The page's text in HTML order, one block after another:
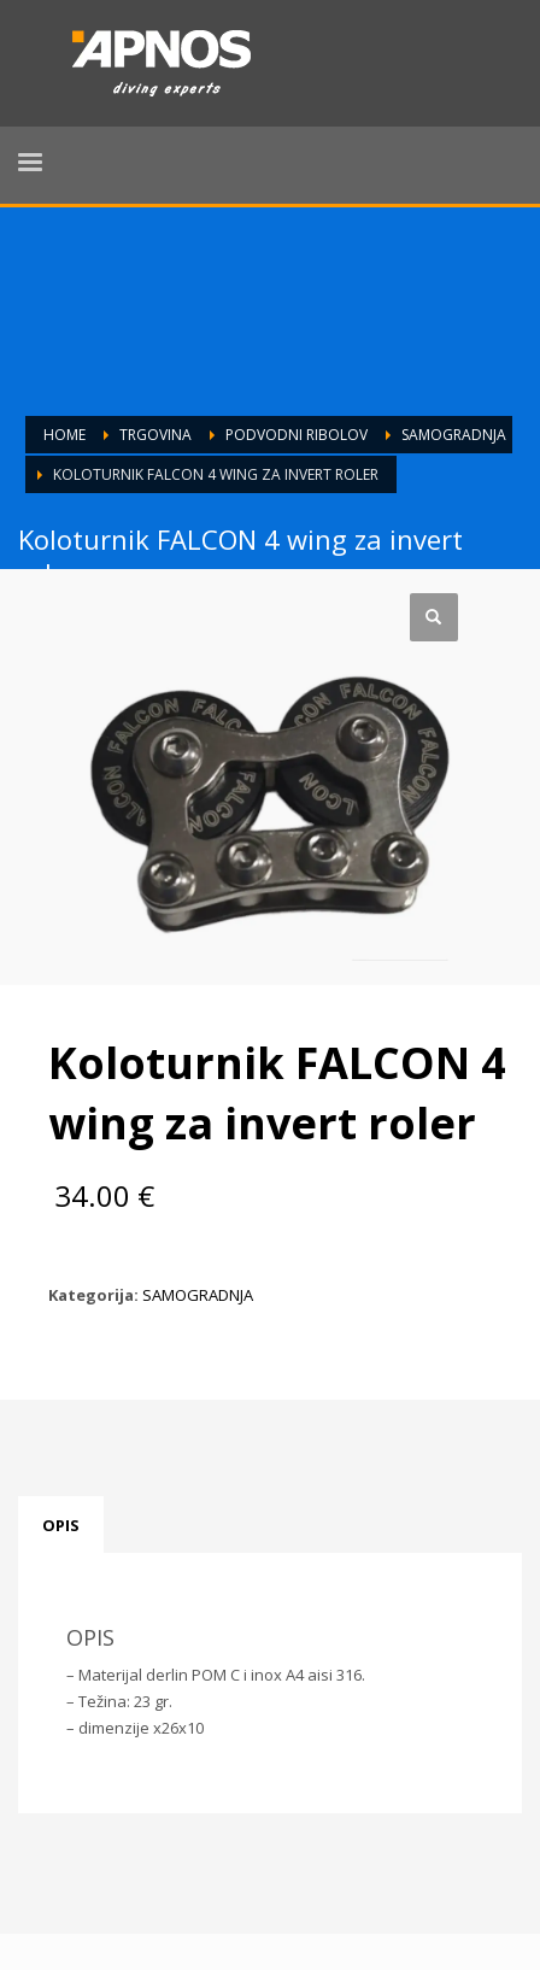
HOME TRGOVINA PODVODNI RIBOLOV
SAMOGRADNJA
KOLOTURNIK FALCON 4 WING ZA INVERT ROLER
Koloturnik FALCON 4 wing za invert
roler
Koloturnik FALCON 4
wing za invert roler
34.00 €
Kategorija: SAMOGRADNJA
OPIS
OPIS
– Materijal derlin POM C i inox A4 aisi 316.
– Težina: 23 gr.
– dimenzije x26x10